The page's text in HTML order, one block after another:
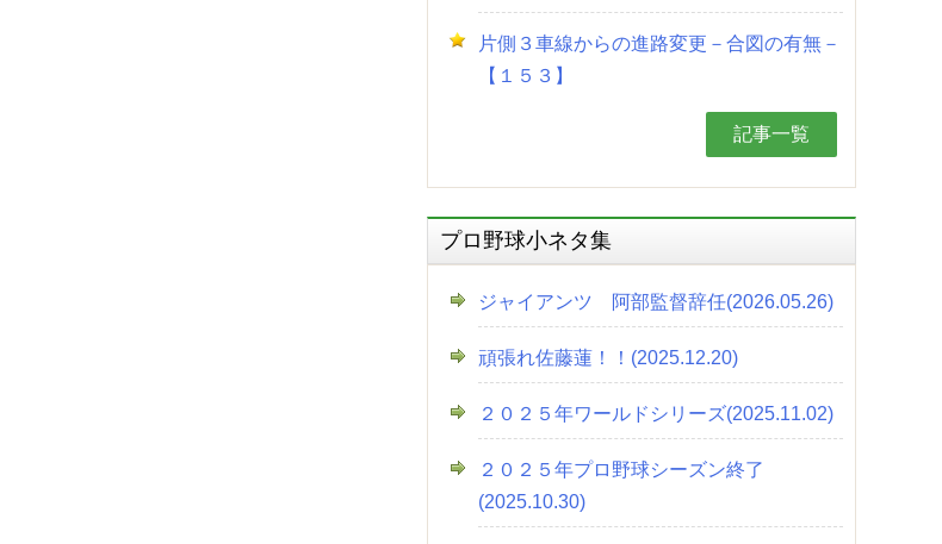
片側３車線からの進路変更－合図の有無－
【１５３】
記事一覧
プロ野球小ネタ集
ジャイアンツ 阿部監督辞任(2026.05.26)
頑張れ佐藤蓮！！(2025.12.20)
２０２５年ワールドシリーズ(2025.11.02)
２０２５年プロ野球シーズン終了
(2025.10.30)